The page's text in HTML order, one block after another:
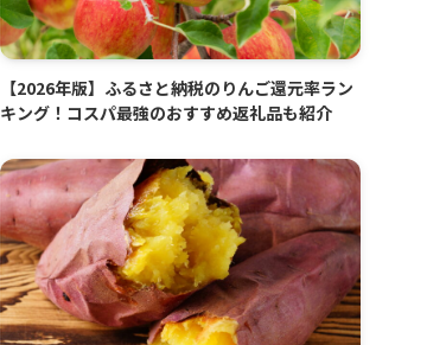
【2026年版】ふるさと納税のりんご還元率ラン
キング！コスパ最強のおすすめ返礼品も紹介